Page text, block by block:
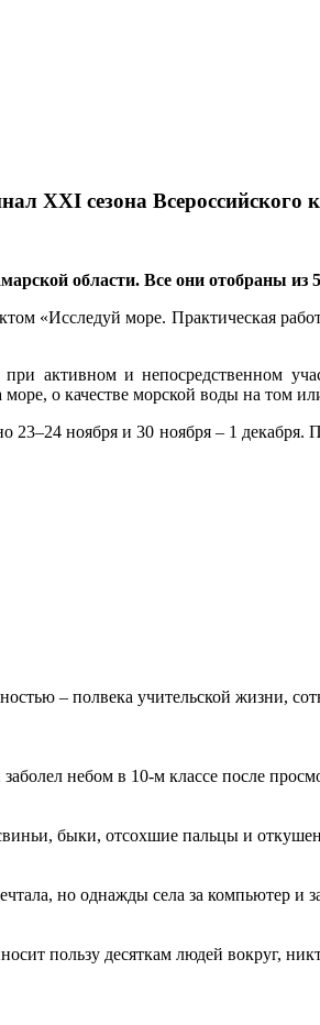
ХХI сезона Всероссийского
области. Все они отобраны
«Исследуй море. Практическая
активном и непосредственном
о качестве морской воды на том
ноября и 30 ноября – 1
– полвека учительской жизни,
небом в 10-м классе после
быки, отсохшие пальцы и
но однажды села за компьютер и
пользу десяткам людей вокруг,